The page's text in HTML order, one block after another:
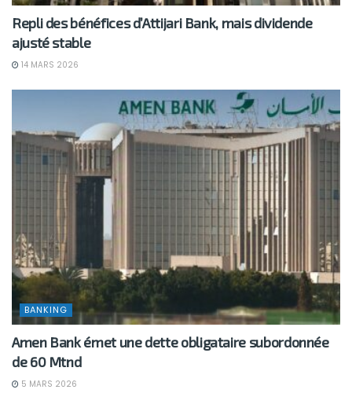
Repli des bénéfices d’Attijari Bank, mais dividende
ajusté stable
14 MARS 2026
BANKING
Amen Bank émet une dette obligataire subordonnée
de 60 Mtnd
5 MARS 2026